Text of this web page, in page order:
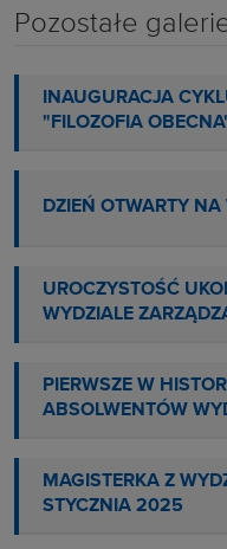
Pozostałe
INAUGURACJA
"FILOZOFIA
DZIEŃ OTWARTY
UROCZYSTOŚĆ
WYDZIALE
PIERWSZE W
ABSOLWENTÓW
MAGISTERKA Z
STYCZNIA 2025